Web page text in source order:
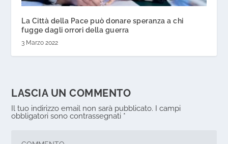
La Città della Pace può donare speranza a chi
fugge dagli orrori della guerra
3 Marzo 2022
LASCIA UN COMMENTO
Il tuo indirizzo email non sarà pubblicato.
I campi
obbligatori sono contrassegnati *